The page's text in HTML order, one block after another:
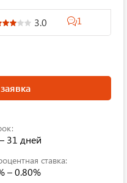
3.0 1
31 дней
ставка:
– 0.80%